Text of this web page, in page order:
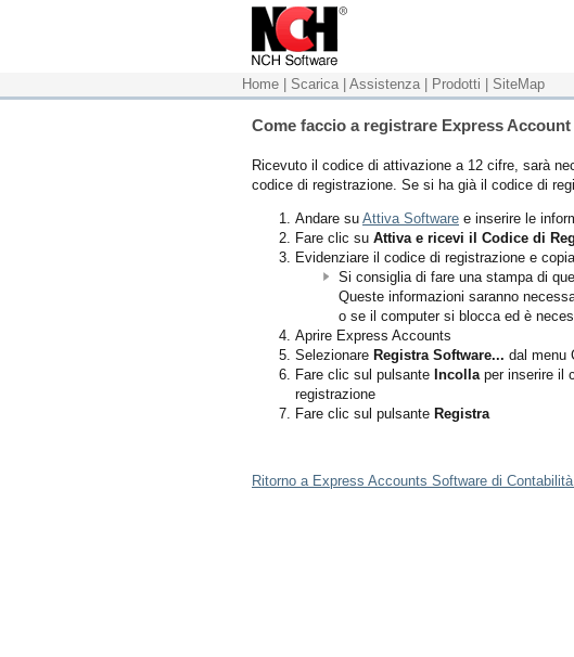
Home Scarica Assistenza Prodotti SiteMap
Come faccio a registrare Express
Ricevuto il codice di attivazione a 12 cifre, sarà
codice di registrazione. Se si ha già il codice di
Andare su Attiva Software e inserire le
Fare clic su Attiva e ricevi il Codice di
Evidenziare il codice di registrazione e
Si consiglia di fare una stampa di
Queste informazioni saranno
o se il computer si blocca ed è
Aprire Express Accounts
Selezionare Registra Software... dal menu
Fare clic sul pulsante Incollaper inserire il
registrazione
Fare clic sul pulsante Registra
Ritorno a Express Accounts Software di